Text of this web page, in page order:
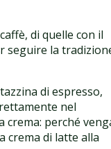
di quelle con il
seguire la
di espresso,
nel
perché
crema di latte alla